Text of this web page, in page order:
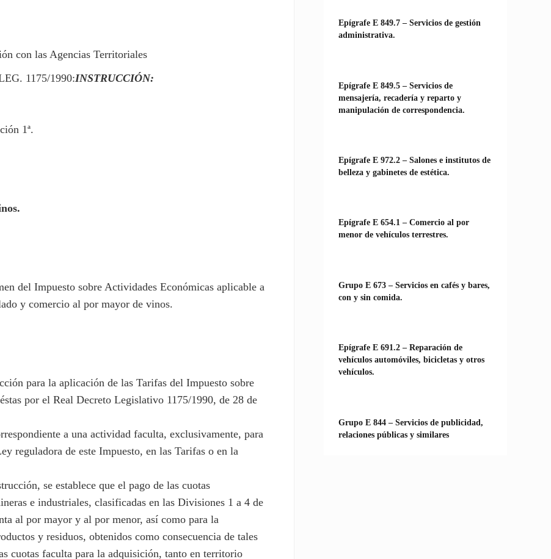
con las Agencias Territoriales
1175/1990:INSTRUCCIÓN:
1ª.
del Impuesto sobre Actividades Económicas aplicable a
y comercio al por mayor de vinos.
para la aplicación de las Tarifas del Impuesto sobre
por el Real Decreto Legislativo 1175/1990, de 28 de
a una actividad faculta, exclusivamente, para
reguladora de este Impuesto, en las Tarifas o en la
se establece que el pago de las cuotas
e industriales, clasificadas en las Divisiones 1 a 4 de
al por mayor y al por menor, así como para la
y residuos, obtenidos como consecuencia de tales
cuotas faculta para la adquisición, tanto en territorio
Epígrafe E 849.7 – Servicios de gestión
administrativa.
Epígrafe E 849.5 – Servicios de
mensajería, recadería y reparto y
manipulación de correspondencia.
Epígrafe E 972.2 – Salones e institutos de
belleza y gabinetes de estética.
Epígrafe E 654.1 – Comercio al por
menor de vehículos terrestres.
Grupo E 673 – Servicios en cafés y bares,
con y sin comida.
Epígrafe E 691.2 – Reparación de
vehículos automóviles, bicicletas y otros
vehículos.
Grupo E 844 – Servicios de publicidad,
relaciones públicas y similares